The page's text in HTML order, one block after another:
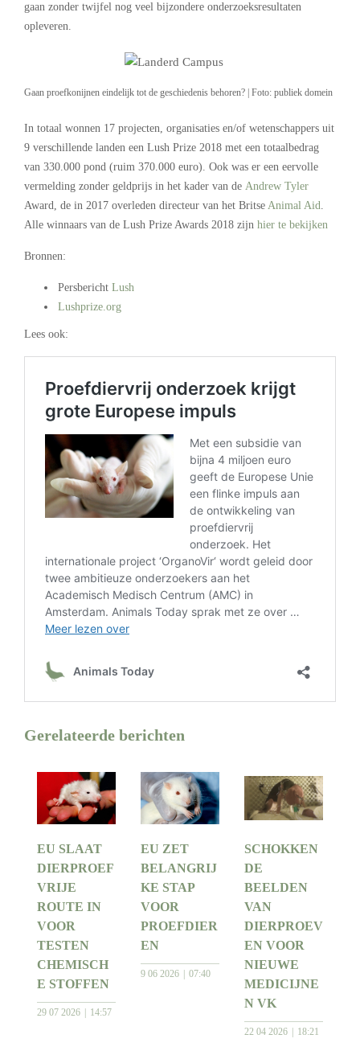
gaan zonder twijfel nog veel bijzondere onderzoeksresultaten
opleveren.
Gaan proefkonijnen eindelijk tot de geschiedenis behoren? | Foto: publiek domein
In totaal wonnen 17 projecten, organisaties en/of wetenschappers uit
9 verschillende landen een Lush Prize 2018 met een totaalbedrag
van 330.000 pond (ruim 370.000 euro). Ook was er een eervolle
vermelding zonder geldprijs in het kader van de Andrew Tyler
Award, de in 2017 overleden directeur van het Britse Animal Aid
Alle winnaars van de Lush Prize Awards 2018 zijn hier te bekijken
Bronnen:
Persbericht Lush
Lushprize.org
Lees ook:
Gerelateerde berichten
EU SLAAT
DIERPROEF
VRIJE
ROUTE IN
VOOR
TESTEN
CHEMISCH
E STOFFEN
29 07 2026 14:57
EU ZET
BELANGRIJ
KE STAP
VOOR
PROEFDIER
EN
9 06 2026 07:40
SCHOKKEN
DE
BEELDEN
VAN
DIERPROEV
EN VOOR
NIEUWE
MEDICIJNE
N VK
22 04 2026 18:21